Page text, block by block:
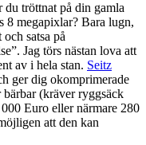
tröttnat på din gamla
8 megapixlar? Bara lugn,
satsa på
Jag törs nästan lova att
av i hela stan. Seitz
ger dig okomprimerade
(kräver ryggsäck
Euro eller närmare 280
att den kan